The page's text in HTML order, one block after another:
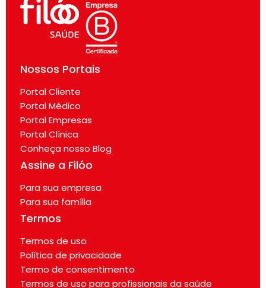
Nossos Portais
Portal Cliente
Portal Médico
Portal Empresas
Portal Clínica
Conheça nosso Blog
Assine a Filóo
Para sua empresa
Para sua família
Termos
Termos de uso
Política de privacidade
Termo de consentimento
Termos de uso para profissionais da saúde